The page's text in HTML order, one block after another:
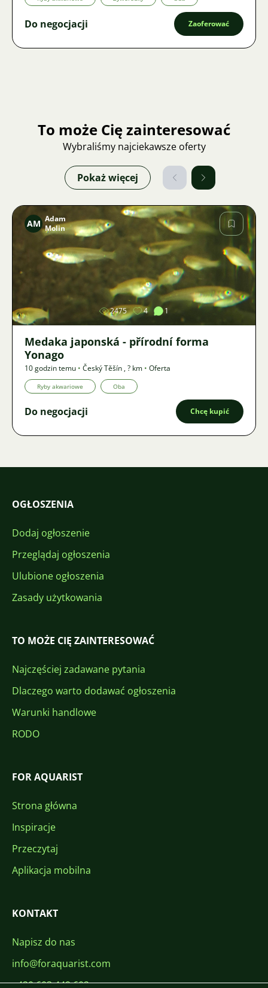
Do negocjacji Zaoferować
To może Cię zainteresować
Wybraliśmy najciekawsze oferty
Pokaż więcej
Zdjęcie
AM Adam
Molin
2475 4 1
Medaka japonská - přírodní forma
Yonago
10 godzin temu • Český Těšín ,? km • Oferta
Ryby akwariowe Oba
Do negocjacji Chcę kupić
OGŁOSZENIA
Dodaj ogłoszenie
Przeglądaj ogłoszenia
Ulubione ogłoszenia
Zasady użytkowania
TO MOŻE CIĘ ZAINTERESOWAĆ
Najczęściej zadawane pytania
Dlaczego warto dodawać ogłoszenia
Warunki handlowe
RODO
FOR AQUARIST
Strona główna
Inspiracje
Przeczytaj
Aplikacja mobilna
KONTAKT
Napisz do nas
info@foraquarist.com
+420 603 449 602